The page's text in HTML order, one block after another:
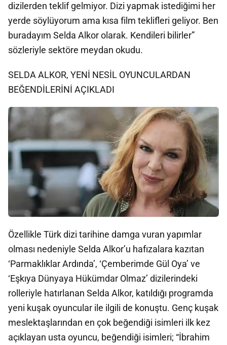
dizilerden teklif gelmiyor. Dizi yapmak istediğimi her
yerde söylüyorum ama kısa film teklifleri geliyor. Ben
buradayım Selda Alkor olarak. Kendileri bilirler”
sözleriyle sektöre meydan okudu.
SELDA ALKOR, YENİ NESİL OYUNCULARDAN
BEĞENDİLERİNİ AÇIKLADI
Özellikle Türk dizi tarihine damga vuran yapımlar
olması nedeniyle Selda Alkor’u hafızalara kazıtan
‘Parmaklıklar Ardında’, ‘Çemberimde Gül Oya’ ve
‘Eşkıya Dünyaya Hükümdar Olmaz’ dizilerindeki
rolleriyle hatırlanan Selda Alkor, katıldığı programda
yeni kuşak oyuncular ile ilgili de konuştu. Genç kuşak
meslektaşlarından en çok beğendiği isimleri ilk kez
açıklayan usta oyuncu, beğendiği isimleri; “İbrahim